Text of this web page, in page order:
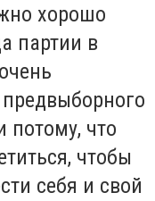
хорошо
партии в
что
чтобы
себя и свой